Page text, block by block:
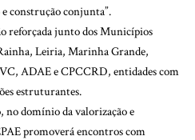
construção conjunta”.
reforçada junto dos Municípios
Leiria, Marinha Grande,
ADAE e CPCCRD, entidades com
estruturantes.
no domínio da valorização e
promoverá encontros com